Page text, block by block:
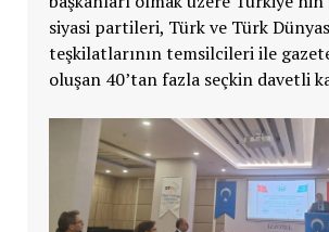
siyasi partileri, Türk ve Türk
teşkilatlarının temsilcileri ile
oluşan 40’tan fazla seçkin davetli